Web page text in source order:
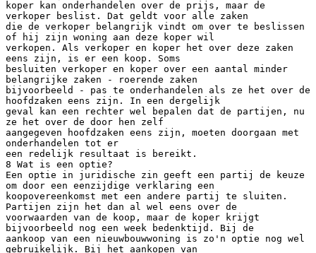
koper kan onderhandelen over de prijs, maar de
verkoper beslist. Dat geldt voor alle zaken
die de verkoper belangrijk vindt om over te beslissen
of hij zijn woning aan deze koper wil
verkopen. Als verkoper en koper het over deze zaken
eens zijn, is er een koop. Soms
besluiten verkoper en koper over een aantal minder
belangrijke zaken - roerende zaken
bijvoorbeeld - pas te onderhandelen als ze het over de
hoofdzaken eens zijn. In een dergelijk
geval kan een rechter wel bepalen dat de partijen, nu
ze het over de door hen zelf
aangegeven hoofdzaken eens zijn, moeten doorgaan met
onderhandelen tot er
een redelijk resultaat is bereikt.
8 Wat is een optie?
Een optie in juridische zin geeft een partij de keuze
om door een eenzijdige verklaring een
koopovereenkomst met een andere partij te sluiten.
Partijen zijn het dan al wel eens over de
voorwaarden van de koop, maar de koper krijgt
bijvoorbeeld nog een week bedenktijd. Bij de
aankoop van een nieuwbouwwoning is zo'n optie nog wel
gebruikelijk. Bij het aankopen van